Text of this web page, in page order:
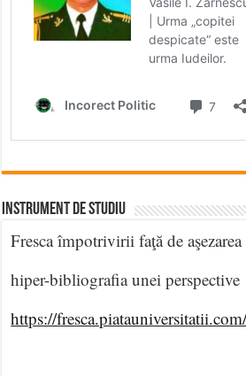
INSTRUMENT DE STUDIU
Fresca împotrivirii faţă de
hiper-bibliografia unei perspective
https://